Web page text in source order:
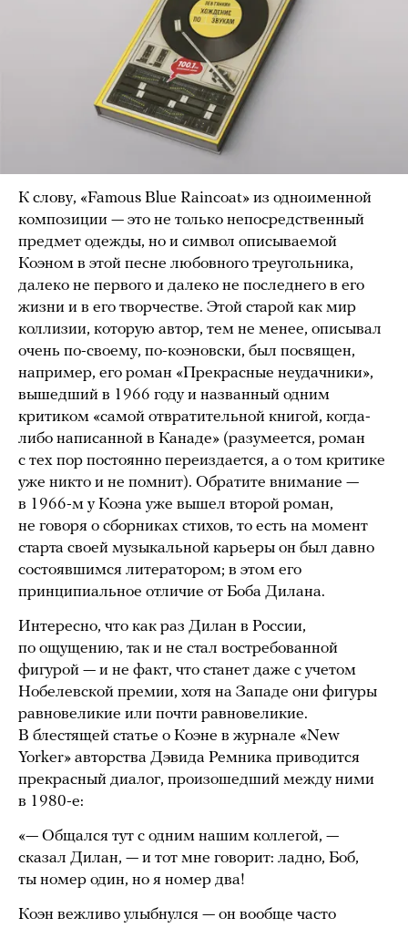
К слову, «Famous Blue Raincoat» из одноименной
композиции — это не только непосредственный
предмет одежды, но и символ описываемой
Коэном в этой песне любовного треугольника,
далеко не первого и далеко не последнего в его
жизни и в его творчестве. Этой старой как мир
коллизии, которую автор, тем не менее, описывал
очень по-своему, по-коэновски, был посвящен,
например, его роман «Прекрасные неудачники»,
вышедший в 1966 году и названный одним
критиком «самой отвратительной книгой, когда-
либо написанной в Канаде» (разумеется, роман
с тех пор постоянно переиздается, а о том критике
уже никто и не помнит). Обратите внимание —
в 1966-м у Коэна уже вышел второй роман,
не говоря о сборниках стихов, то есть на момент
старта своей музыкальной карьеры он был давно
состоявшимся литератором; в этом его
принципиальное отличие от Боба Дилана.
Интересно, что как раз Дилан в России,
по ощущению, так и не стал востребованной
фигурой — и не факт, что станет даже с учетом
Нобелевской премии, хотя на Западе они фигуры
равновеликие или почти равновеликие.
В блестящей статье о Коэне в журнале «New
Yorker» авторства Дэвида Ремника приводится
прекрасный диалог, произошедший между ними
в 1980-е:
«— Общался тут с одним нашим коллегой, —
сказал Дилан, — и тот мне говорит: ладно, Боб,
ты номер один, но я номер два!
Коэн вежливо улыбнулся — он вообще часто